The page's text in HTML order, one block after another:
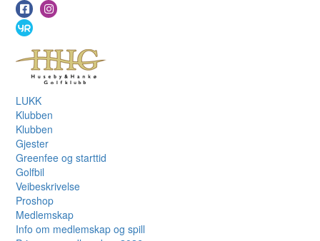
LUKK
Klubben
Klubben
Gjester
Greenfee og starttid
Golfbil
Veibeskrivelse
Proshop
Medlemskap
Info om medlemskap og spill